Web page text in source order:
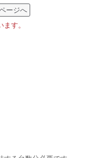
ージへ
す。